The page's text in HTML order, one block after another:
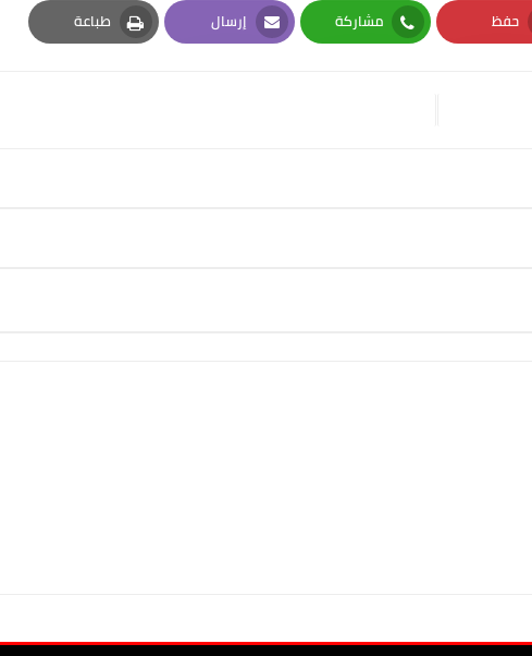
حفظ
Pinterest
مشاركة
Whatsapp
إرسال
Email
طباعة
Print